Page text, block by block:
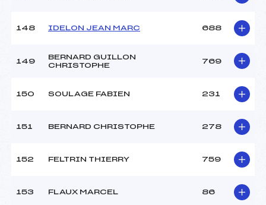
148 IDELON JEAN MARC 688
149
BERNARD GUILLON
CHRISTOPHE
769
150 SOULAGE FABIEN 231
151 BERNARD CHRISTOPHE 278
152 FELTRIN THIERRY 759
153 FLAUX MARCEL 86